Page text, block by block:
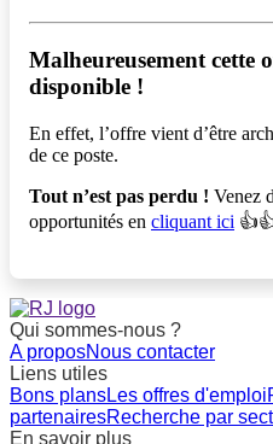
Malheureusement cette
disponible !️
En effet, l’offre vient d’être
de ce poste.
Tout n’est pas perdu ! Venez
opportunités en cliquant ici
Qui sommes-nous ?
A proposNous contacter
Liens utiles
Bons plansLes offres d'emploi
partenairesRecherche par
En savoir plus